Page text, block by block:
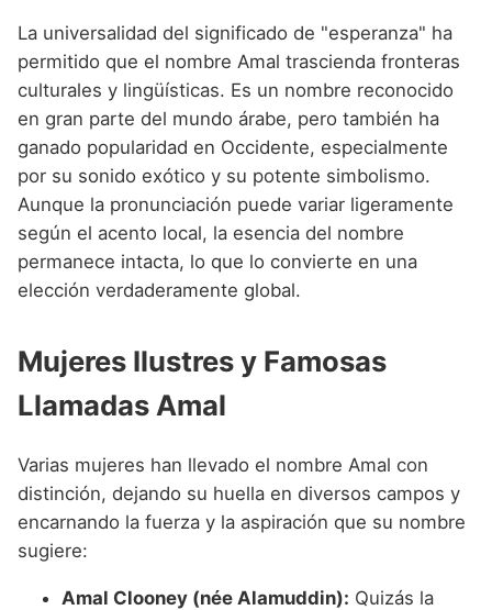
La universalidad del significado de "esperanza" ha
permitido que el nombre Amal trascienda fronteras
culturales y lingüísticas. Es un nombre reconocido
en gran parte del mundo árabe, pero también ha
ganado popularidad en Occidente, especialmente
por su sonido exótico y su potente simbolismo.
Aunque la pronunciación puede variar ligeramente
según el acento local, la esencia del nombre
permanece intacta, lo que lo convierte en una
elección verdaderamente global.
Mujeres Ilustres y Famosas
Llamadas Amal
Varias mujeres han llevado el nombre Amal con
distinción, dejando su huella en diversos campos y
encarnando la fuerza y la aspiración que su nombre
sugiere:
Amal Clooney (née Alamuddin): Quizás la